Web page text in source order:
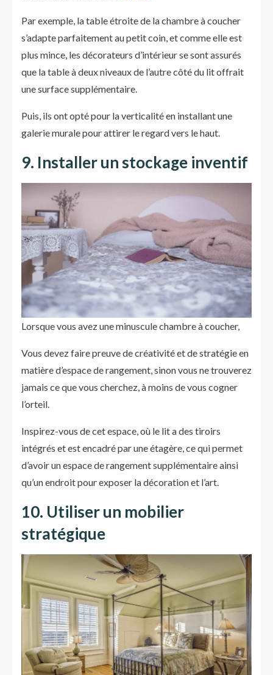
Par exemple, la table étroite de la chambre à coucher
s’adapte parfaitement au petit coin, et comme elle est
plus mince, les décorateurs d’intérieur se sont assurés
que la table à deux niveaux de l’autre côté du lit offrait
une surface supplémentaire.
Puis, ils ont opté pour la verticalité en installant une
galerie murale pour attirer le regard vers le haut.
9. Installer un stockage inventif
Lorsque vous avez une minuscule chambre à coucher,
Vous devez faire preuve de créativité et de stratégie en
matière d’espace de rangement, sinon vous ne trouverez
jamais ce que vous cherchez, à moins de vous cogner
l’orteil.
Inspirez-vous de cet espace, où le lit a des tiroirs
intégrés et est encadré par une étagère, ce qui permet
d’avoir un espace de rangement supplémentaire ainsi
qu’un endroit pour exposer la décoration et l’art.
10. Utiliser un mobilier
stratégique